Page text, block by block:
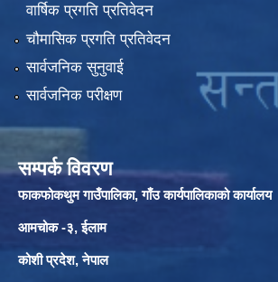
वार्षिक प्रगति प्रतिवेदन
चौमासिक प्रगति प्रतिवेदन
सार्वजनिक सुनुवाई
सार्वजनिक परीक्षण
सम्पर्क विवरण
फाकफोकथुम गाउँपालिका, गाँउ कार्यपालिकाको कार्यालय
आमचोक -३, ईलाम
कोशी प्रदेश, नेपाल